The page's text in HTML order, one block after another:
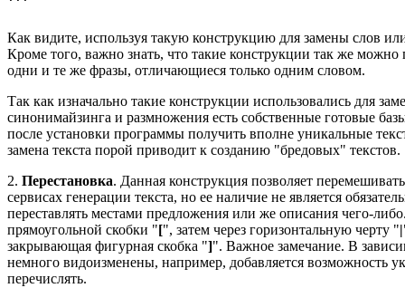
Как видите, используя такую конструкцию для замены слов
Кроме того, важно знать, что такие конструкции так же
одни и те же фразы, отличающиеся только одним словом.
Так как изначально такие конструкции использовались для
синонимайзинга и размножения есть собственные готовые
после установки программы получить вполне уникальные
замена текста порой приводит к созданию "бредовых" текстов.
2. Перестановка. Данная конструкция позволяет
сервисах генерации текста, но ее наличие не является
переставлять местами предложения или же описания чего-
прямоугольной скобки "[", затем через горизонтальную черту "|
закрывающая фигурная скобка "]". Важное замечание. В
немного видоизменены, например, добавляется возможность
перечислять.